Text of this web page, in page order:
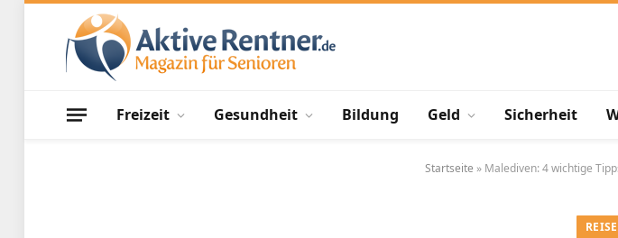
Freizeit Gesundheit Bildung Geld Sicherheit
Startseite » Malediven: 4 wichtige